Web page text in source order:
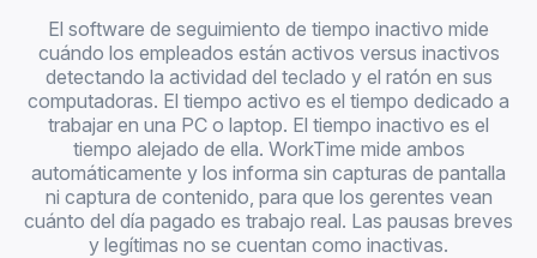
El software de seguimiento de tiempo inactivo mide
cuándo los empleados están activos versus inactivos
detectando la actividad del teclado y el ratón en sus
computadoras. El tiempo activo es el tiempo dedicado a
trabajar en una PC o laptop. El tiempo inactivo es el
tiempo alejado de ella. WorkTime mide ambos
automáticamente y los informa sin capturas de pantalla
ni captura de contenido, para que los gerentes vean
cuánto del día pagado es trabajo real. Las pausas breves
y legítimas no se cuentan como inactivas.